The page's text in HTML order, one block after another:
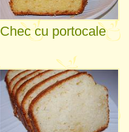
Chec cu portocale